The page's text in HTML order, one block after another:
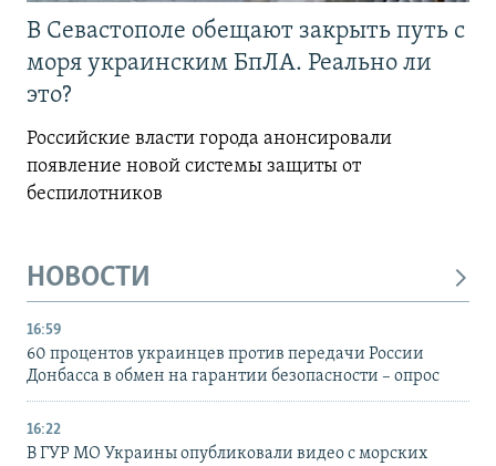
В Севастополе обещают закрыть путь с
моря украинским БпЛА. Реально ли
это?
Российские власти города анонсировали
появление новой системы защиты от
беспилотников
НОВОСТИ
16:59
60 процентов украинцев против передачи России
Донбасса в обмен на гарантии безопасности – опрос
16:22
В ГУР МО Украины опубликовали видео с морских